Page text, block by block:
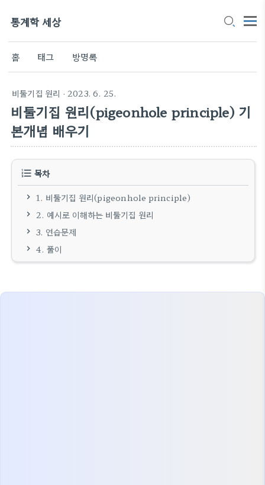
통계학 세상
홈 태그 방명록
비둘기집 원리 · 2023. 6. 25.
비둘기집 원리(pigeonhole principle) 기
본개념 배우기
목차
1. 비둘기집 원리(pigeonhole principle)
2. 예시로 이해하는 비둘기집 원리
3. 연습문제
4. 풀이